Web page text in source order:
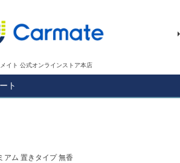
イト 公式オンラインストア本店
ト
アム 置きタイプ 無香